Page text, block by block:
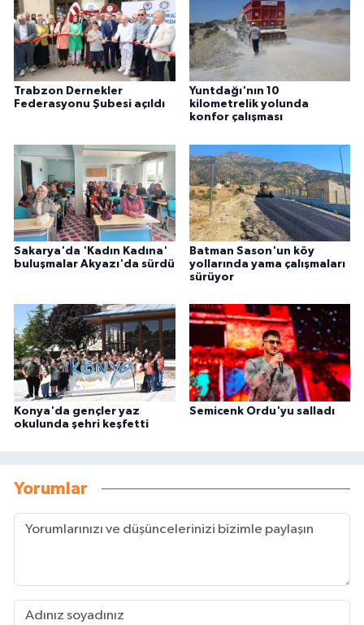
Trabzon Dernekler
Federasyonu Şubesi açıldı
Yuntdağı'nın 10
kilometrelik yolunda
konfor çalışması
Sakarya'da 'Kadın Kadına'
buluşmalar Akyazı'da sürdü
Batman Sason'un köy
yollarında yama çalışmaları
sürüyor
Konya'da gençler yaz
okulunda şehri keşfetti
Semicenk Ordu'yu salladı
Yorumlar